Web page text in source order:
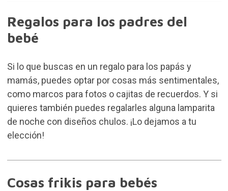
Regalos para los padres del
bebé
Si lo que buscas en un regalo para los papás y
mamás, puedes optar por cosas más sentimentales,
como marcos para fotos o cajitas de recuerdos. Y si
quieres también puedes regalarles alguna lamparita
de noche con diseños chulos. ¡Lo dejamos a tu
elección!
Cosas frikis para bebés